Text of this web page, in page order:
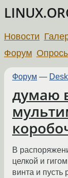
Новости
Форум
Форум —
думаю
В
целкой и
винта и пусть